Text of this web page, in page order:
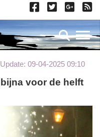
Update: 09-04-2025 09:10